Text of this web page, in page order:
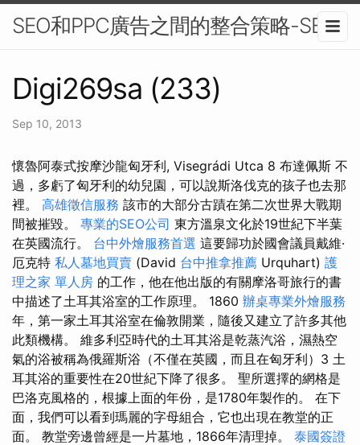
SEO和PPC廣告之間的整合策略-SEO
Digi269sa (233)
Sep 10, 2013
懷魯阿泰式按摩沙龍匈牙利, Visegrádi Utca 8 布達佩斯 不
過，多虧了匈牙利的幼兒園，可以說斯洛伐克的孩子也去那
裡。 高雄徵信服務 該市的大部分古蹟在第二次世界大戰期
間被摧毀。 專業的SEO公司 東方溫泉文化於19世紀下半葉
在英國流行。 台中外燴服務首選 這要歸功於國會議員戴維·
厄克特 私人墓地買賣 (David 台中推拿推薦 Urquhart) 護
理之家 單人房 的工作，他在他出版的有關摩洛哥旅行的書
中描述了土耳其浴室的工作原理。 1860 辦桌專業外燴服務
年，第一家土耳其浴室在倫敦開業，隨後又建立了許多其他
此類機構。 維多利亞時代的土耳其浴是乾蒸汽浴，濕熱空
氣的浴被稱為俄羅斯浴（不僅在英國，而且在匈牙利）3 土
耳其浴的重要性在20世紀下降了很多。 聖所選擇的網格是
巴洛克風格的，根據上面的年份，是1780年製作的。 在下
面，我們可以看到瑪麗的字母組合，它也出現在教堂的正
面。 教堂旁邊曾經是一片墓地，1866年清理掉。 泰國簽證